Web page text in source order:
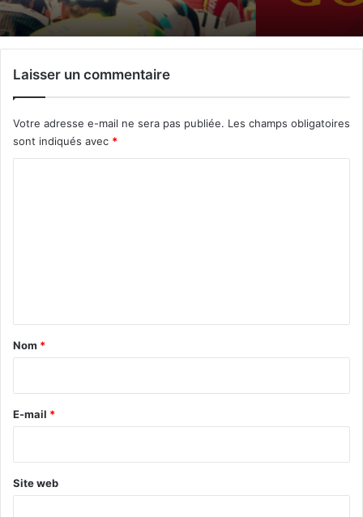
Laisser un commentaire
Votre adresse e-mail ne sera pas publiée. Les champs obligatoires
sont indiqués avec *
a
e
Nom *
E-mail *
Site web